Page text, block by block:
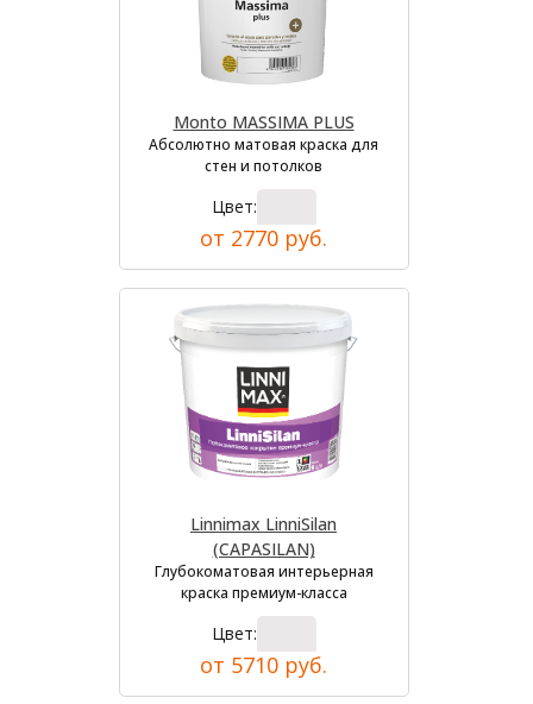
Monto MASSIMA PLUS
Абсолютно матовая краска для
стен и потолков
Цвет:
от 2770 руб.
Linnimax LinniSilan
(CAPASILAN)
Глубокоматовая интерьерная
краска премиум-класса
Цвет:
от 5710 руб.